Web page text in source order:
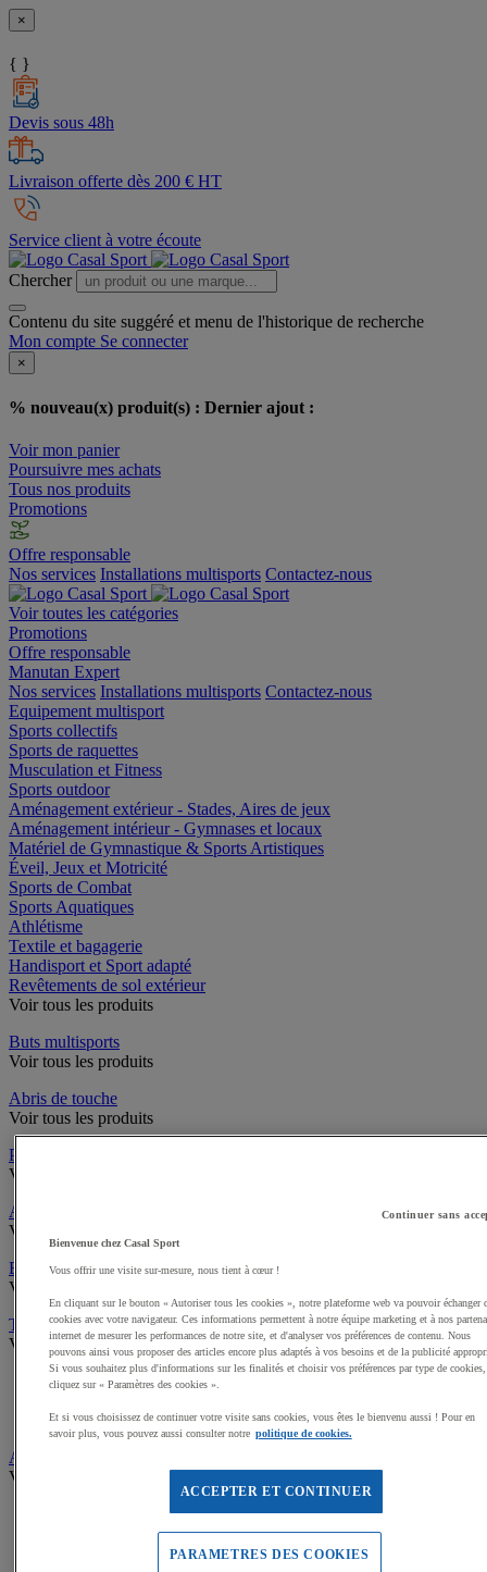
×
{ }
Devis sous 48h
Livraison offerte dès 200 € HT
Service client à votre écoute
Chercher
Contenu du site suggéré et menu de l'historique de recherche
Mon compte Se connecter
×
% nouveau(x) produit(s) : Dernier ajout :
Voir mon panier
Poursuivre mes achats
Tous nos produits
Promotions
Offre responsable
Nos services Installations multisports Contactez-nous
Voir toutes les catégories
Promotions
Offre responsable
Manutan Expert
Nos services Installations multisports Contactez-nous
Equipement multisport
Sports collectifs
Sports de raquettes
Musculation et Fitness
Sports outdoor
Aménagement extérieur - Stades, Aires de jeux
Aménagement intérieur - Gymnases et locaux
Matériel de Gymnastique & Sports Artistiques
Éveil, Jeux et Motricité
Sports de Combat
Sports Aquatiques
Athlétisme
Textile et bagagerie
Handisport et Sport adapté
Revêtements de sol extérieur
Voir tous les produits
Buts multisports
Voir tous les produits
Abris de touche
Voir tous les produits
Pare-ballons
Voir tous les produits
Accès infrastructures
Voir tous les produits
Brosses à chaussures
Voir tous les produits
Traçage et délimitation de terrain
Voir tous les produits
Délimitation de terrain
Traçeuses pour gazon
Aires de jeux exterieur
Voir tous les produits
Dalles amortissantes Jeux extérieurs
Continuer sans
Bienvenue chez Casal Sport
Vous offrir une visite sur-mesure, nous tient à cœur !
En cliquant sur le bouton « Autoriser tous les cookies », notre plateforme web va pouvoir échanger
cookies avec votre navigateur. Ces informations permettent à notre équipe marketing et à nos
internet de mesurer les performances de notre site, et d'analyser vos préférences de contenu. Nous
pouvons ainsi vous proposer des articles encore plus adaptés à vos besoins et de la publicité
Si vous souhaitez plus d'informations sur les finalités et choisir vos préférences par type de cookies,
cliquez sur « Paramètres des cookies ».
Et si vous choisissez de continuer votre visite sans cookies, vous êtes le bienvenu aussi ! Pour en
savoir plus, vous pouvez aussi consulter notre politique de cookies.
ACCEPTER ET CONTINUER
PARAMETRES DES COOKIES